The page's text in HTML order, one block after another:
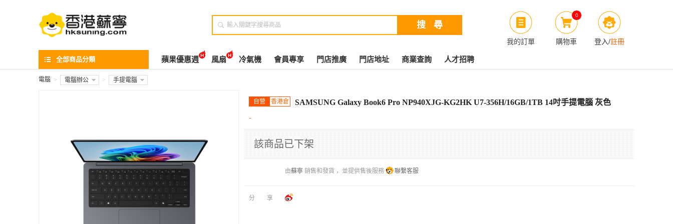
我的訂單
0
購物車 登入/註冊

全部商品分類 蘋果優惠週 風扇 冷氣機 會員專享 門店推廣 門店地址 商業查詢 人才招聘
電腦 > 電腦辦公 > 手提電腦
自營 香港倉 SAMSUNG Galaxy Book6 Pro NP940XJG-KG2HK U7-356H/16GB/1TB 14吋手提電腦 灰色
-
該商品已下架
由蘇寧 銷售和發貨 ，並提供售後服務 聯繫客服
分享